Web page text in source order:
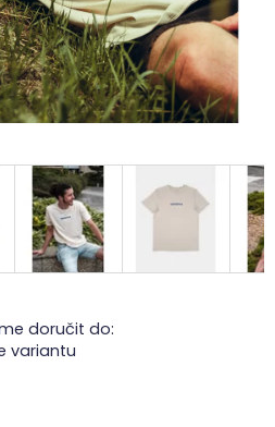
doručit do:
variantu